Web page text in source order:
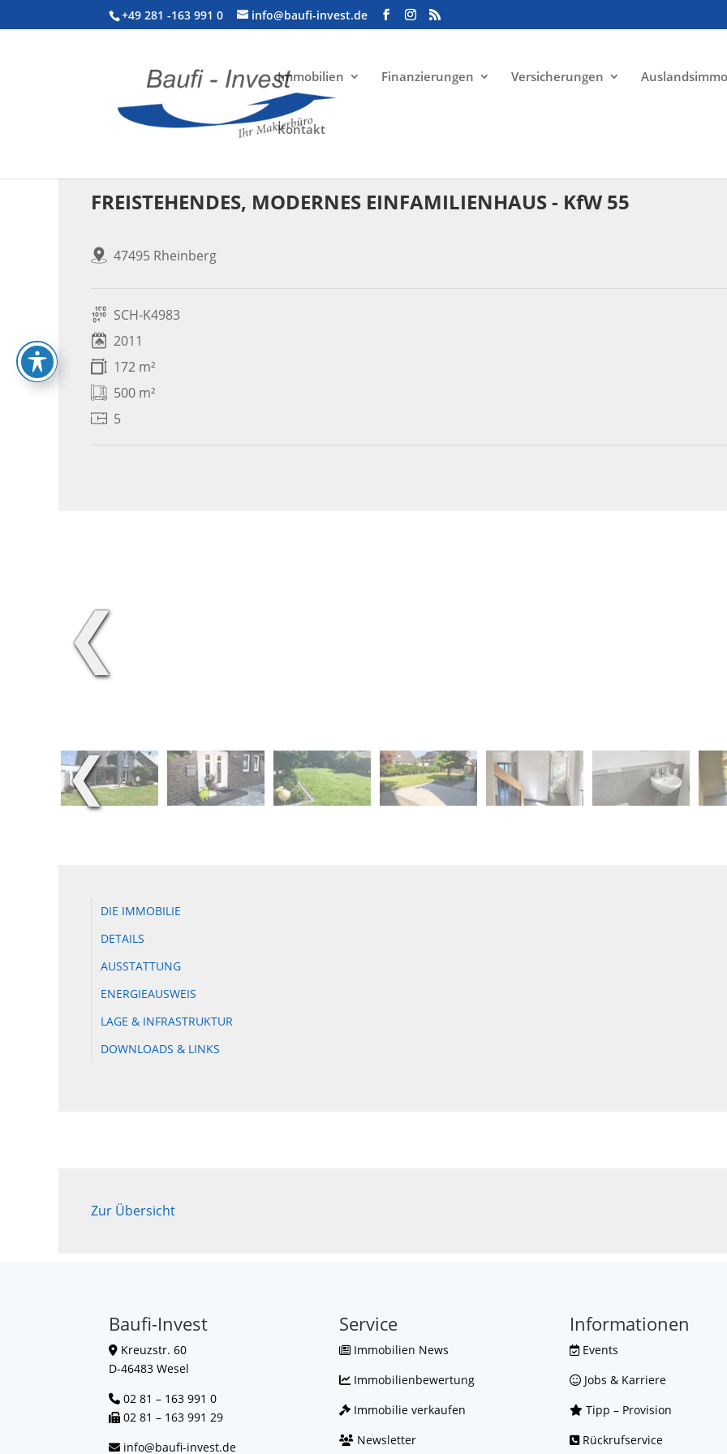
+49 281 -163 991 0 info@baufi-invest.de
Immobilien Finanzierungen Versicherungen
Kontakt
FREISTEHENDES, MODERNES EINFAMILIENHAUS - KfW 55
47495 Rheinberg
SCH-K4983
2011
172 m²
500 m²
5
❮
❮
DIE IMMOBILIE
DETAILS
AUSSTATTUNG
ENERGIEAUSWEIS
LAGE & INFRASTRUKTUR
DOWNLOADS & LINKS
Zur Übersicht
Baufi-Invest
Kreuzstr. 60
D-46483 Wesel
02 81 – 163 991 0
02 81 – 163 991 29
info@baufi-invest.de
Service
Immobilien News
Immobilienbewertung
Immobilie verkaufen
Newsletter
Informationen
Events
Jobs & Karriere
Tipp – Provision
Rückrufservice